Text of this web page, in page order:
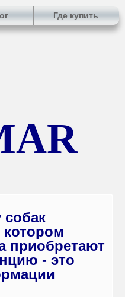
Где купить
собак
котором
приобретают
- это